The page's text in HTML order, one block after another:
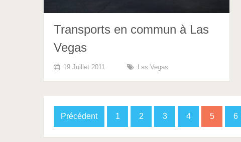
Transports en commun à Las
Vegas
19 Juillet 2011 Las Vegas
Pagination
des
Précédent 1 2 3 4 5 6